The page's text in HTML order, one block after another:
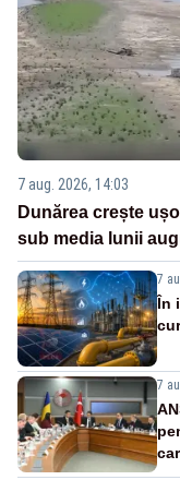
7 aug. 2026, 14:03
Dunărea crește
sub media lunii
7
În
7